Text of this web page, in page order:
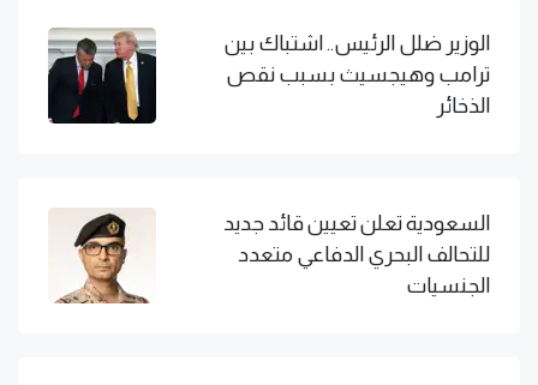
الوزير ضلل الرئيس.. اشتباك بين
ترامب وهيجسيث بسبب نقص
الذخائر
السعودية تعلن تعيين قائد جديد
للتحالف البحري الدفاعي متعدد
الجنسيات